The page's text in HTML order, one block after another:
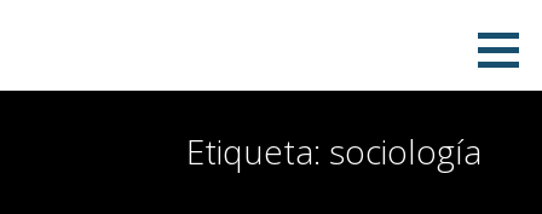
Etiqueta: sociología